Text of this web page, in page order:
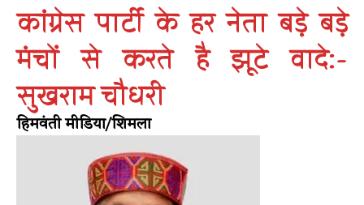
कांग्रेस पार्टी के हर नेता बड़े बड़े
मंचों से करते है झूटे वादे:-
सुखराम चौधरी
हिमवंती मीडिया/शिमला